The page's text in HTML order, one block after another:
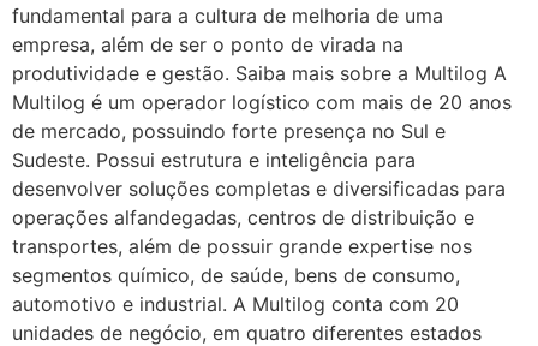
fundamental para a cultura de melhoria de uma
empresa, além de ser o ponto de virada na
produtividade e gestão. Saiba mais sobre a Multilog A
Multilog é um operador logístico com mais de 20 anos
de mercado, possuindo forte presença no Sul e
Sudeste. Possui estrutura e inteligência para
desenvolver soluções completas e diversificadas para
operações alfandegadas, centros de distribuição e
transportes, além de possuir grande expertise nos
segmentos químico, de saúde, bens de consumo,
automotivo e industrial. A Multilog conta com 20
unidades de negócio, em quatro diferentes estados